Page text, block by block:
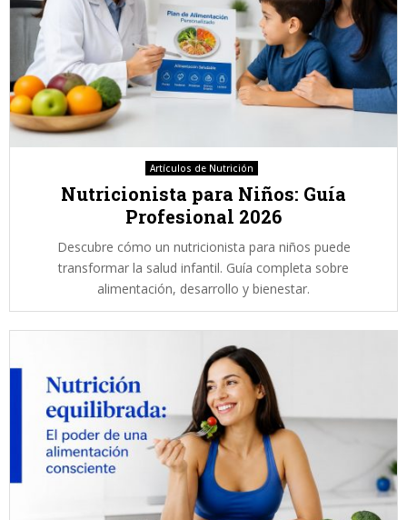
Artículos de Nutrición
Nutricionista para Niños: Guía
Profesional 2026
Descubre cómo un nutricionista para niños puede
transformar la salud infantil. Guía completa sobre
alimentación, desarrollo y bienestar.